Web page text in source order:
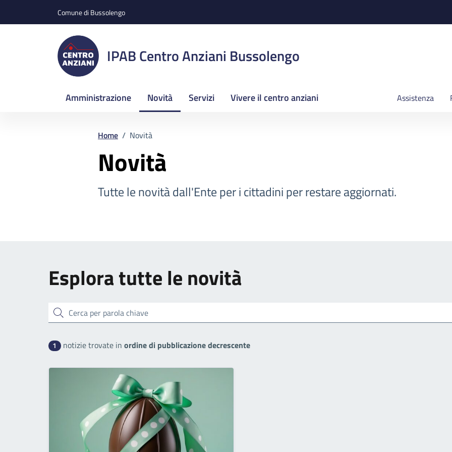
Comune di Bussolengo
IPAB Centro Anziani Bussolengo
Amministrazione Novità Servizi Vivere il centro anziani Assistenza
Home / Novità
Novità
Tutte le novità dall'Ente per i cittadini per restare aggiornati.
Esplora tutte le novità
Cerca
1 notizie trovate in ordine di pubblicazione decrescente